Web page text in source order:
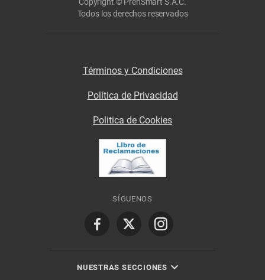
Todos los derechos reservados
Términos y Condiciones
Política de Privacidad
Politica de Cookies
SÍGUENOS
NUESTRAS SECCIONES